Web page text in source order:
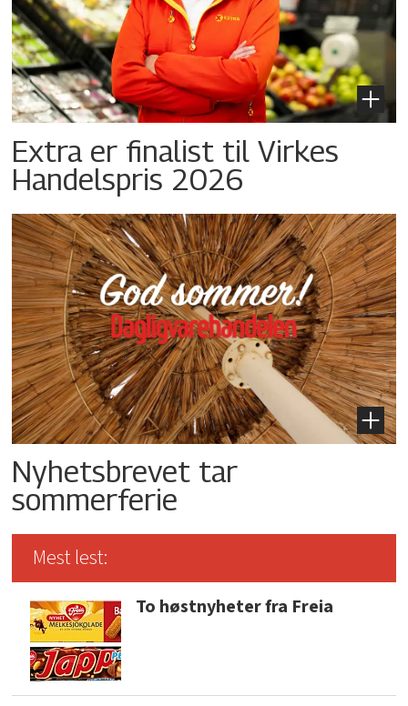
Extra er finalist til Virkes
Handelspris 2026
Nyhetsbrevet tar
sommerferie
Mest lest:
To høstnyheter fra Freia